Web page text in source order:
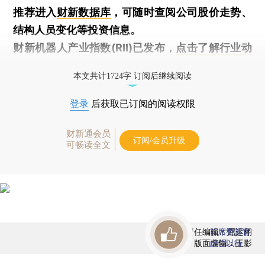
推荐进入财新数据库 ，可随时查阅公司股价走势、
结构人员变化等投资信息。
财新机器人产业指数(RII)已发布， 点击了解行业动
本文共计1724字 订阅后继续阅读
登录 后获取已订阅的阅读权限
财新通会员
可畅读全文
订阅/会员升级
责任编辑：屈运栩
版面编辑：王影
首席赞赏官
虚位以待